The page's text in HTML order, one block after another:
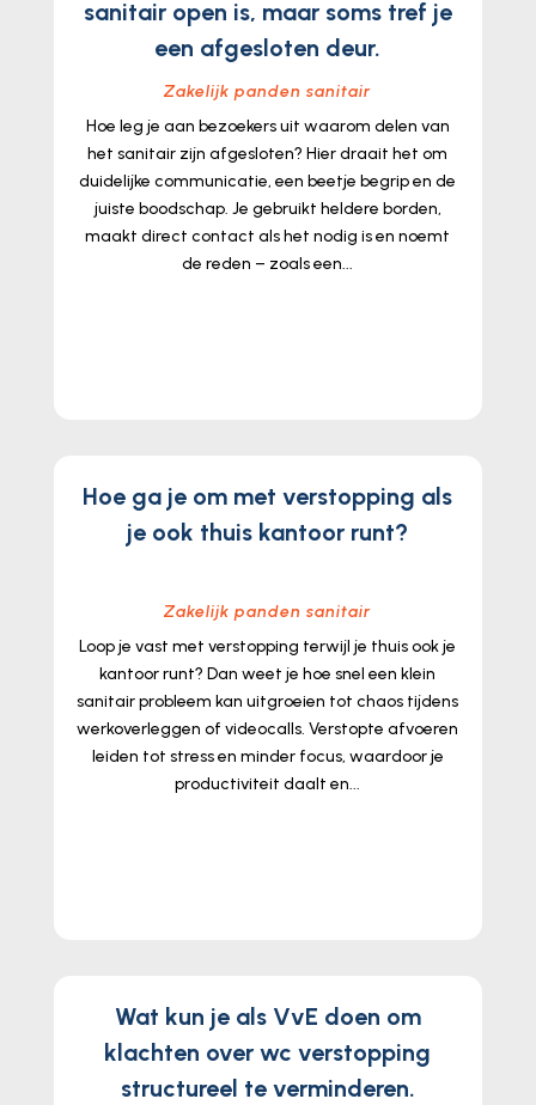
sanitair open is, maar soms tref je
een afgesloten deur.
Zakelijk panden sanitair
Hoe leg je aan bezoekers uit waarom delen van
het sanitair zijn afgesloten? Hier draait het om
duidelijke communicatie, een beetje begrip en de
juiste boodschap. Je gebruikt heldere borden,
maakt direct contact als het nodig is en noemt
de reden – zoals een...
Hoe ga je om met verstopping als
je ook thuis kantoor runt?
Zakelijk panden sanitair
Loop je vast met verstopping terwijl je thuis ook je
kantoor runt? Dan weet je hoe snel een klein
sanitair probleem kan uitgroeien tot chaos tijdens
werkoverleggen of videocalls. Verstopte afvoeren
leiden tot stress en minder focus, waardoor je
productiviteit daalt en...
Wat kun je als VvE doen om
klachten over wc verstopping
structureel te verminderen.